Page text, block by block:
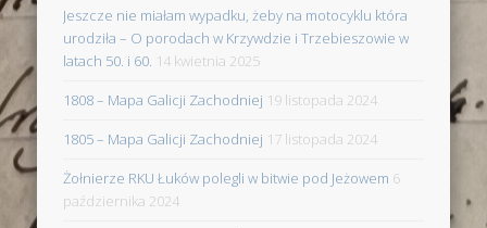
Jeszcze nie miałam wypadku, żeby na motocyklu która
urodziła – O porodach w Krzywdzie i Trzebieszowie w
latach 50. i 60. 14 kwietnia 2025
1808 – Mapa Galicji Zachodniej 19 listopada 2024
1805 – Mapa Galicji Zachodniej 17 listopada 2024
Żołnierze RKU Łuków polegli w bitwie pod Jeżowem 6
października 2024